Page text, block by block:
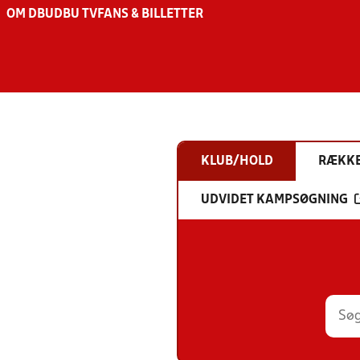
OM DBU DBU TV FANS & BILLETTER
KLUB/HOLD
UDVIDET KAMPSØGNING